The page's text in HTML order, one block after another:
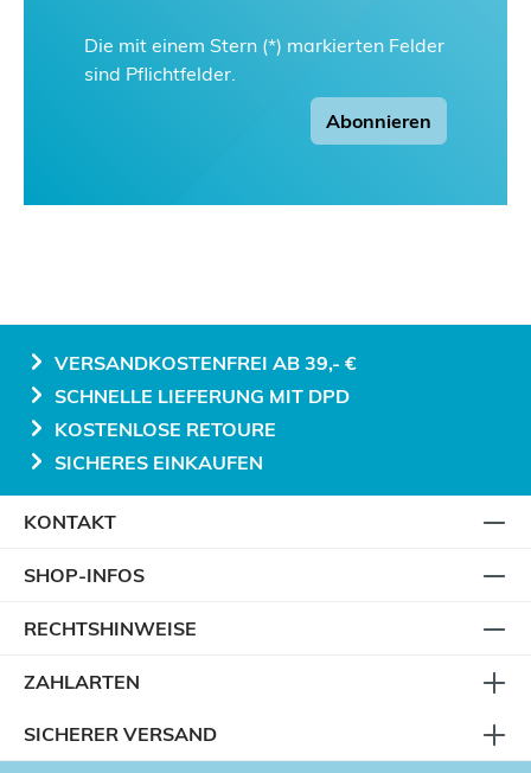
Die mit einem Stern (*) markierten Felder
sind Pflichtfelder.
Abonnieren
VERSANDKOSTENFREI AB 39,- €
SCHNELLE LIEFERUNG MIT DPD
KOSTENLOSE RETOURE
SICHERES EINKAUFEN
KONTAKT
SHOP-INFOS
RECHTSHINWEISE
ZAHLARTEN
SICHERER VERSAND